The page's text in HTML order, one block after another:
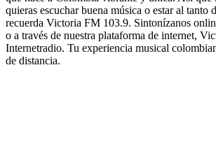
quieras escuchar buena música o estar al tanto
recuerda Victoria FM 103.9. Sintonízanos
o a través de nuestra plataforma de internet,
Internetradio. Tu experiencia musical
de distancia.